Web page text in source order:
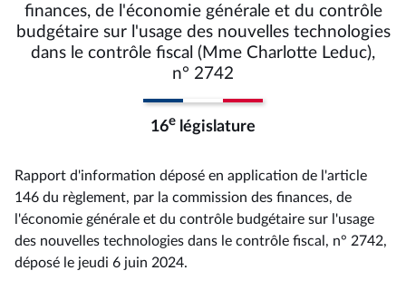
finances, de l'économie générale et du contrôle
budgétaire sur l'usage des nouvelles technologies
dans le contrôle fiscal (Mme Charlotte Leduc),
n° 2742
16e législature
Rapport d'information déposé en application de l'article
146 du règlement, par la commission des finances, de
l'économie générale et du contrôle budgétaire sur l'usage
des nouvelles technologies dans le contrôle fiscal, n° 2742,
déposé le jeudi 6 juin 2024.